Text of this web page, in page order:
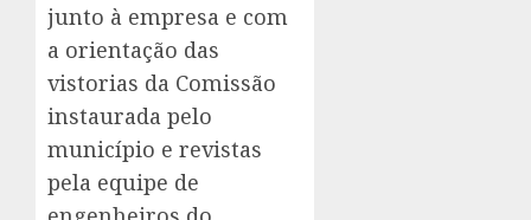
junto à empresa e com
a orientação das
vistorias da Comissão
instaurada pelo
município e revistas
pela equipe de